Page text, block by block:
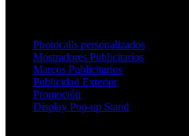
Photocalls personalizados
Mostradores Publicitarios
Marcos Publicitarios
Publicidad Exterior
Promoción
Display Pop-up Stand